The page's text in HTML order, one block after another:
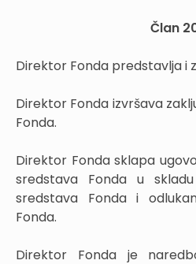
Član
Direktor Fonda predstavlja i
Direktor Fonda izvršava
Fonda.
Direktor Fonda sklapa
sredstava Fonda u
sredstava Fonda i
Fonda.
Direktor Fonda je